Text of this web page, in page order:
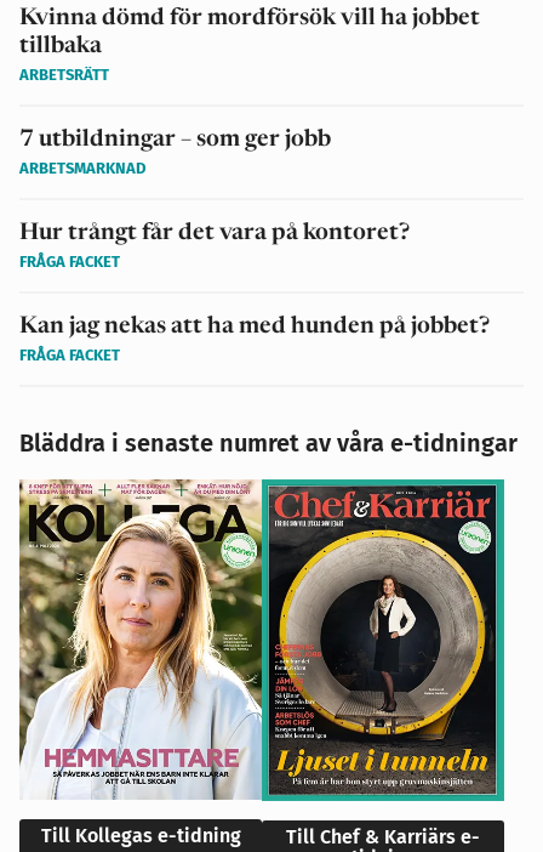
Kvinna dömd för mordförsök vill ha jobbet
tillbaka
ARBETSRÄTT
7 utbildningar – som ger jobb
ARBETSMARKNAD
Hur trångt får det vara på kontoret?
FRÅGA FACKET
Kan jag nekas att ha med hunden på jobbet?
FRÅGA FACKET
Bläddra i senaste numret av våra e-tidningar
Till Kollegas e-tidning
Till Chef & Karriärs e-